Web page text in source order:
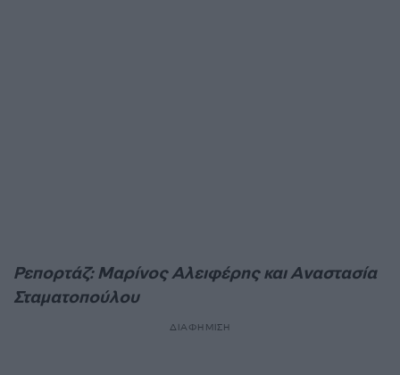
Ρεπορτάζ: Μαρίνος Αλειφέρης και Αναστασία
Σταματοπούλου
ΔΙΑΦΗΜΙΣΗ